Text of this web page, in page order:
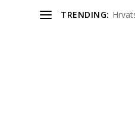
TRENDING: